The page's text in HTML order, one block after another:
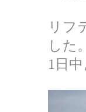
リフ
した。
1日